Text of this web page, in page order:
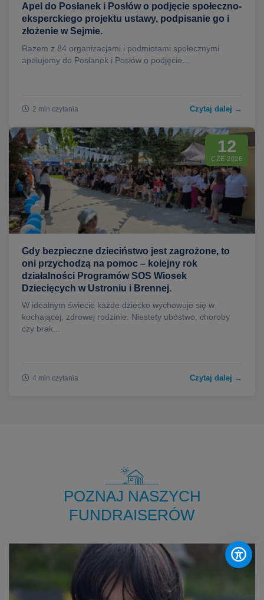
Apel do Posłanek i Posłów o podjęcie społeczno-
eksperckiego projektu ustawy, podpisanie go i
złożenie w Sejmie.
Razem z 84 organizacjami i podmiotami społecznymi
apelujemy do Posłanek i Posłów o podjęcie...
2 min czytania Czytaj dalej →
12
CZE 2026
Gdy bezpieczne dzieciństwo jest zagrożone, to
oni przychodzą na pomoc – kolejny rok
działalności Programów SOS Wiosek
Dziecięcych w Ustroniu i Brennej.
W idealnym świecie każde dziecko wychowuje się w
kochającej, zdrowej rodzinie. Niestety ubóstwo, choroby
czy brak...
4 min czytania Czytaj dalej →
POZNAJ NASZYCH
FUNDRAISERÓW